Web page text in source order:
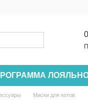
Миски для котов